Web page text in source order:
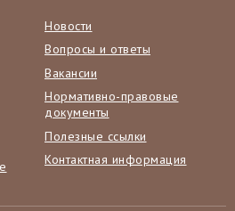
Новости
Вопросы и ответы
Вакансии
Нормативно-правовые
документы
Полезные ссылки
Контактная информация